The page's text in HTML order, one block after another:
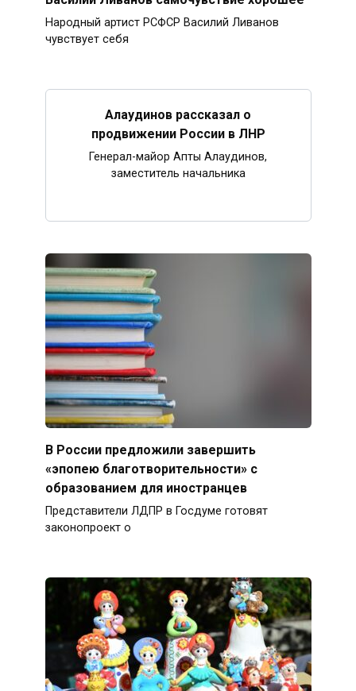
Народный артист РСФСР Василий Ливанов
чувствует себя
Алаудинов рассказал о
продвижении России в ЛНР
Генерал-майор Апты Алаудинов,
заместитель начальника
В России предложили завершить
«эпопею благотворительности» с
образованием для иностранцев
Представители ЛДПР в Госдуме готовят
законопроект о